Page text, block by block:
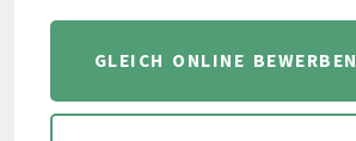
GLEICH ONLINE BEWERBEN